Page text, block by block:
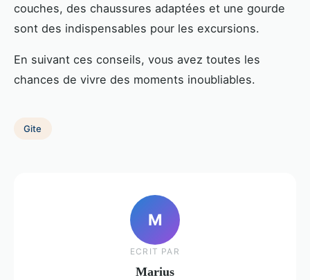
couches, des chaussures adaptées et une gourde
sont des indispensables pour les excursions.
En suivant ces conseils, vous avez toutes les
chances de vivre des moments inoubliables.
Gite
M
ECRIT PAR
Marius